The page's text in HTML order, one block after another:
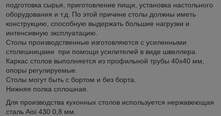
подготовка сырья, приготовление пищи, установка настольного
оборудования и т.д. По этой причине столы должны иметь
конструкцию, способную выдержать большие нагрузки и
интенсивную эксплуатацию.
Столы производственные изготовляются с усиленными
столешницами при помощи усилителей в виде швеллера.
Каркас столов выполняется из профильной трубы 40х40 мм,
опоры регулируемые.
Столы могут быть с бортом и без борта.
Нижняя полка сплошная.
Для производства кухонных столов используется нержавеющая
сталь Aisi 430 0,8 мм.